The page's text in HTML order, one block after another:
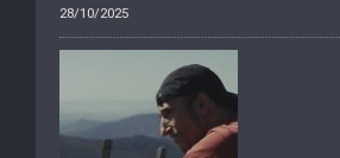
28/10/2025